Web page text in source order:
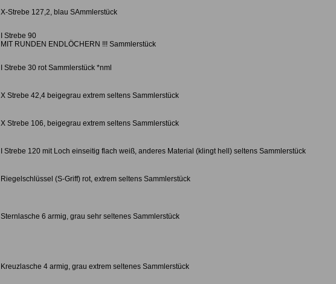
X-Strebe 127,2, blau SAmmlerstück
I Strebe 90
MIT RUNDEN ENDLÖCHERN !!! Sammlerstück
I Strebe 30 rot Sammlerstück *nml
X Strebe 42,4 beigegrau extrem seltens Sammlerstück
X Strebe 106, beigegrau extrem seltens Sammlerstück
I Strebe 120 mit Loch einseitig flach weiß, anderes Material (klingt hell) seltens Sammlerstück
Riegelschlüssel (S-Griff) rot, extrem seltens Sammlerstück
Sternlasche 6 armig, grau sehr seltenes Sammlerstück
Kreuzlasche 4 armig, grau extrem seltenes Sammlerstück